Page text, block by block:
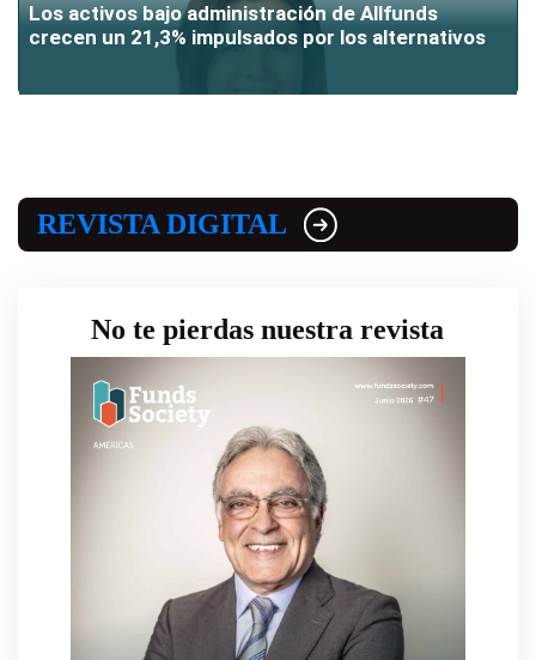
Los activos bajo administración de Allfunds
crecen un 21,3% impulsados por los alternativos
REVISTA DIGITAL
No te pierdas nuestra revista